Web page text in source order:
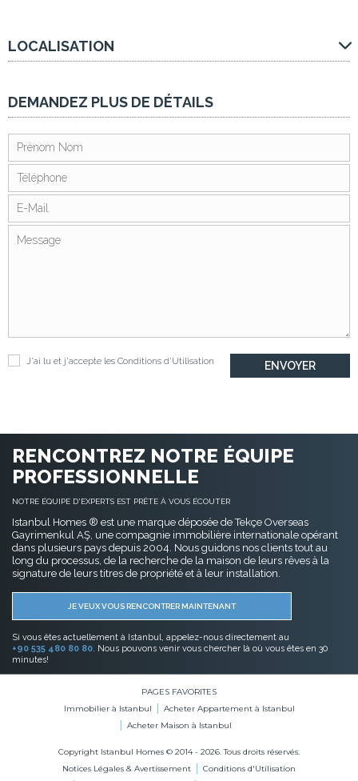
LOCALISATION
DEMANDEZ PLUS DE DÉTAILS
J'ai lu et j'accepte les Conditions d'Utilisation
RENCONTREZ NOTRE ÉQUIPE
PROFESSIONNELLE
NOTRE ÉQUIPE D'EXPERTS EST PRÊTE À VOUS ÉCOUTER
Istanbul Homes ® est une marque déposée de Tekçe Overseas
Gayrimenkul AŞ, une compagnie immobilière internationale opérant
dans plusieurs pays depuis 2004. Nous guidons nos clients tout au
long du processus, de la recherche de la maison de leurs rêves à la
signature de leurs titres de propriété et à leur installation.
JE VEUX VOUS RENCONTRER MAINTENANT
Si vous êtes actuellement à Istanbul, appelez-nous directement au
+90 535 480 80 80. Nous pouvons venir vous chercher là où vous êtes en 30
minutes!
PAGES FAVORITES
Immobilier à Istanbul
Acheter Appartement à Istanbul
Acheter Maison à Istanbul
Copyright Istanbul Homes © 2014 - 2026. Tous droits réservés.
Notices Légales & Avertissement
Conditions d'Utilisation